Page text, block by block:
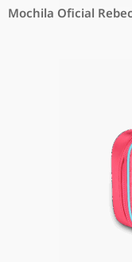
Mochila Oficial